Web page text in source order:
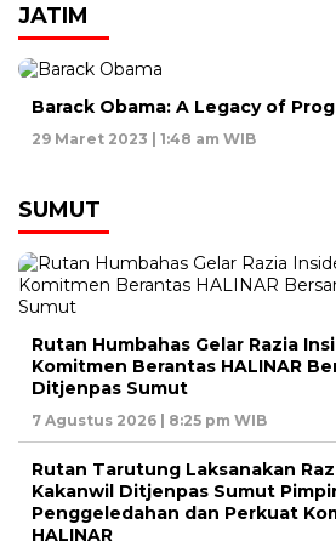
JATIM
Barack Obama: A Legacy of
29 Maret 2023 | 1:48 am WIB
SUMUT
Rutan Humbahas Gelar Razia
Komitmen Berantas HALINAR
Ditjenpas Sumut
7 Agustus 2026 | 8:25 pm WIB
Rutan Tarutung Laksanakan
Kakanwil Ditjenpas Sumut
Penggeledahan dan Perkuat
HALINAR